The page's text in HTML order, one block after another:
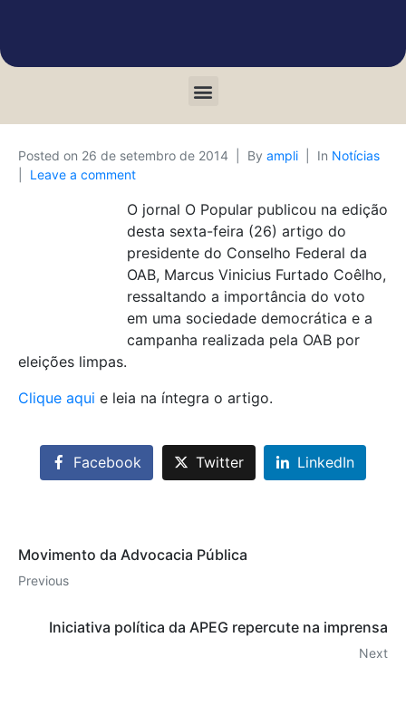
Posted on 26 de setembro de 2014 By ampli In Notícias
Leave a comment
O jornal O Popular publicou na edição
desta sexta-feira (26) artigo do
presidente do Conselho Federal da
OAB, Marcus Vinicius Furtado Coêlho,
ressaltando a importância do voto
em uma sociedade democrática e a
campanha realizada pela OAB por
eleições limpas.
Clique aqui e leia na íntegra o artigo.
Facebook Twitter LinkedIn
Movimento da Advocacia Pública
Previous
Iniciativa política da APEG repercute na imprensa
Next